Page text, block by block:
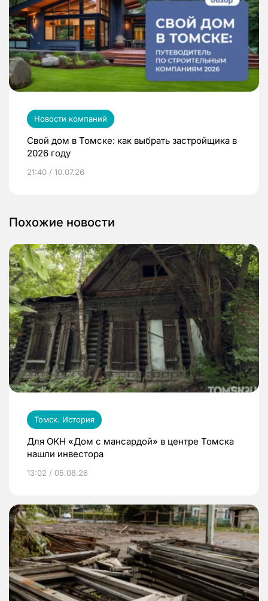
Новости компаний
Свой дом в Томске: как выбрать застройщика в
2026 году
21:40 / 10.07.26
Похожие новости
Томск. История
Для ОКН «Дом с мансардой» в центре Томска
нашли инвестора
13:02 / 05.08.26